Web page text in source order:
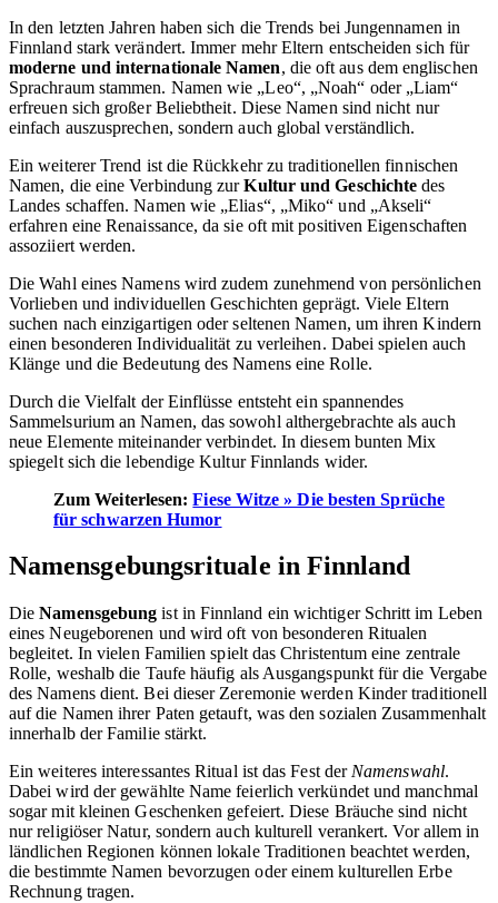
In den letzten Jahren haben sich die Trends bei Jungennamen in
Finnland stark verändert. Immer mehr Eltern entscheiden sich für
moderne und internationale Namen, die oft aus dem englischen
Sprachraum stammen. Namen wie „Leo“, „Noah“ oder „Liam“
erfreuen sich großer Beliebtheit. Diese Namen sind nicht nur
einfach auszusprechen, sondern auch global verständlich.
Ein weiterer Trend ist die Rückkehr zu traditionellen finnischen
Namen, die eine Verbindung zurKultur und Geschichte des
Landes schaffen. Namen wie „Elias“, „Miko“ und „Akseli“
erfahren eine Renaissance, da sie oft mit positiven Eigenschaften
assoziiert werden.
Die Wahl eines Namens wird zudem zunehmend von persönlichen
Vorlieben und individuellen Geschichten geprägt. Viele Eltern
suchen nach einzigartigen oder seltenen Namen, um ihren Kindern
einen besonderen Individualität zu verleihen. Dabei spielen auch
Klänge und die Bedeutung des Namens eine Rolle.
Durch die Vielfalt der Einflüsse entsteht ein spannendes
Sammelsurium an Namen, das sowohl althergebrachte als auch
neue Elemente miteinander verbindet. In diesem bunten Mix
spiegelt sich die lebendige Kultur Finnlands wider.
Zum Weiterlesen:Fiese Witze » Die besten Sprüche
für schwarzen Humor
Namensgebungsrituale in Finnland
DieNamensgebung ist in Finnland ein wichtiger Schritt im Leben
eines Neugeborenen und wird oft von besonderen Ritualen
begleitet. In vielen Familien spielt das Christentum eine zentrale
Rolle, weshalb die Taufe häufig als Ausgangspunkt für die Vergabe
des Namens dient. Bei dieser Zeremonie werden Kinder traditionell
auf die Namen ihrer Paten getauft, was den sozialen Zusammenhalt
innerhalb der Familie stärkt.
Ein weiteres interessantes Ritual ist das Fest der Namenswahl.
Dabei wird der gewählte Name feierlich verkündet und manchmal
sogar mit kleinen Geschenken gefeiert. Diese Bräuche sind nicht
nur religiöser Natur, sondern auch kulturell verankert. Vor allem in
ländlichen Regionen können lokale Traditionen beachtet werden,
die bestimmte Namen bevorzugen oder einem kulturellen Erbe
Rechnung tragen.